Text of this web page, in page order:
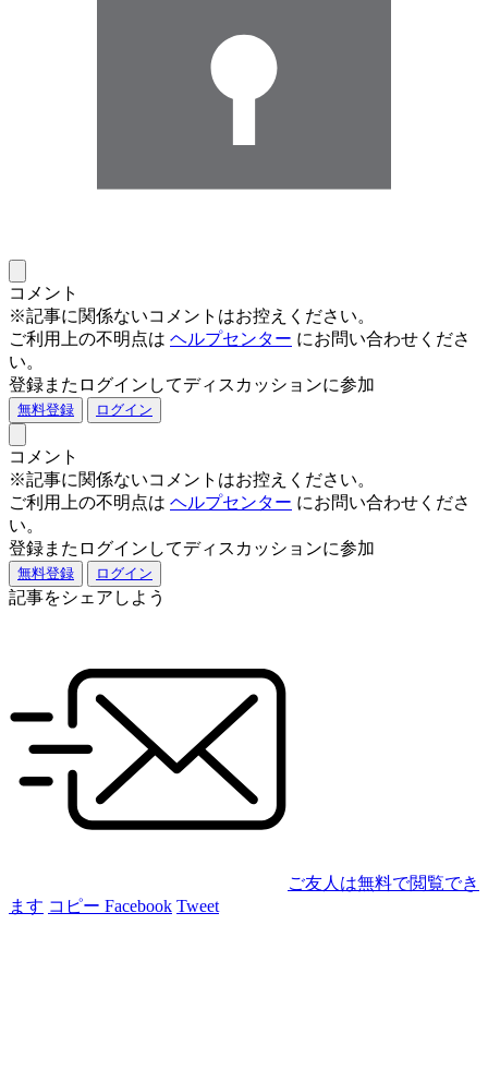
コメント
※記事に関係ないコメントはお控えください。
ご利用上の不明点は ヘルプセンター にお問い合わせくださ
い。
登録またログインしてディスカッションに参加
無料登録 ログイン
コメント
※記事に関係ないコメントはお控えください。
ご利用上の不明点は ヘルプセンター にお問い合わせくださ
い。
登録またログインしてディスカッションに参加
無料登録 ログイン
記事をシェアしよう
ご友人は無料で閲覧でき
ます コピー Facebook Tweet